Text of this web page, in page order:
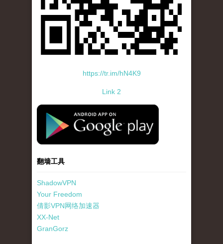
https://tr.im/hN4K9
Link 2
standard-icon-googleplay-app-store.png
翻墙工具
ShadowVPN
Your Freedom
倩影VPN网络加速器
XX-Net
GranGorz